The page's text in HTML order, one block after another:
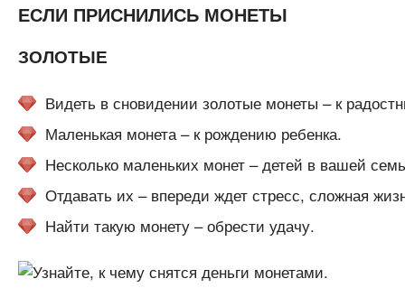
ЕСЛИ ПРИСНИЛИСЬ МОНЕТЫ
ЗОЛОТЫЕ
Видеть в сновидении золотые монеты – к
Маленькая монета – к рождению ребенка.
Несколько маленьких монет – детей в вашей
Отдавать их – впереди ждет стресс, сложная
Найти такую монету – обрести удачу.